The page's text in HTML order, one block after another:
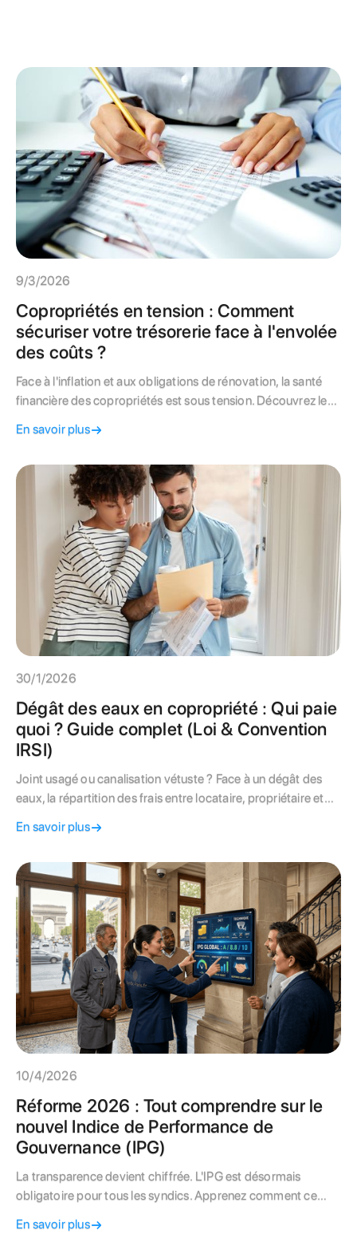
9/3/2026
Copropriétés en tension : Comment
sécuriser votre trésorerie face à l'envolée
des coûts ?
Face à l'inflation et aux obligations de rénovation, la santé
financière des copropriétés est sous tension. Découvrez les
optimiser le recouvrement des charges et mobiliser les aides
En savoir plus
30/1/2026
Dégât des eaux en copropriété : Qui paie
quoi ? Guide complet (Loi & Convention
IRSI)
Joint usagé ou canalisation vétuste ? Face à un dégât des
eaux, la répartition des frais entre locataire, propriétaire et
IRSI et les délais de déclaration pour garantir votre
En savoir plus
10/4/2026
Réforme 2026 : Tout comprendre sur le
nouvel Indice de Performance de
Gouvernance (IPG)
La transparence devient chiffrée. L'IPG est désormais
obligatoire pour tous les syndics. Apprenez comment ce
en faire un atout pour la valeur de votre immeuble.
En savoir plus